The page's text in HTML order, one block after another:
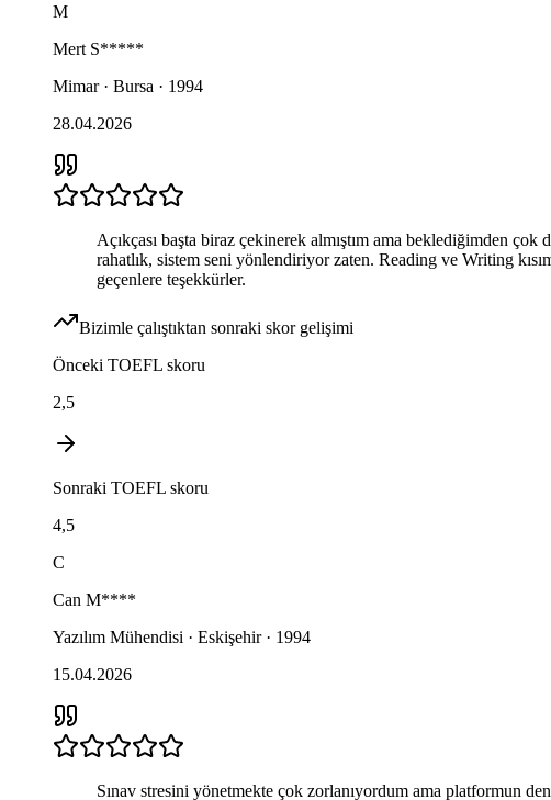
M
Mert S*****
Mimar · Bursa · 1994
28.04.2026
Açıkçası başta biraz çekinerek almıştım ama beklediğimden
rahatlık, sistem seni yönlendiriyor zaten. Reading ve Writing
geçenlere teşekkürler.
Bizimle çalıştıktan sonraki skor gelişimi
Önceki TOEFL skoru
2,5
Sonraki TOEFL skoru
4,5
C
Can M****
Yazılım Mühendisi · Eskişehir · 1994
15.04.2026
Sınav stresini yönetmekte çok zorlanıyordum ama platformun